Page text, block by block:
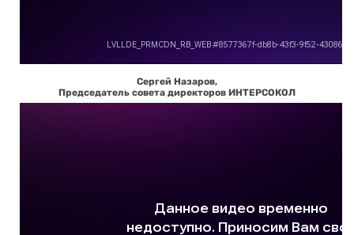
Сергей Назаров,
Председатель совета директоров ИНТЕРСОКОЛ